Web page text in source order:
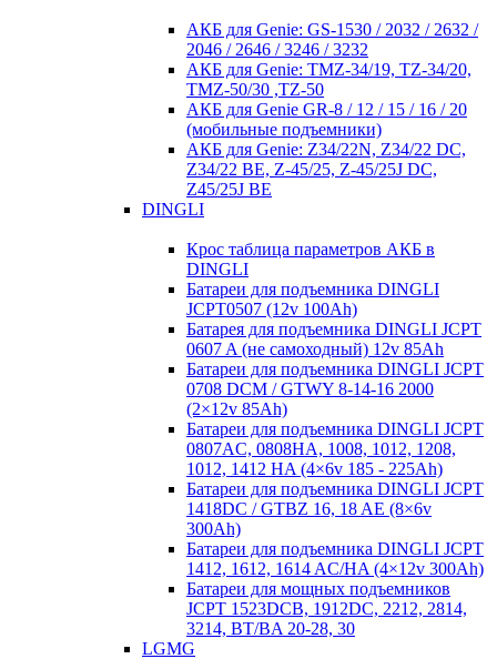
АКБ для Genie: GS-1530 / 2032 / 2632 /
2046 / 2646 / 3246 / 3232
АКБ для Genie: TMZ-34/19, TZ-34/20,
TMZ-50/30 ,TZ-50
АКБ для Genie GR-8 / 12 / 15 / 16 / 20
(мобильные подъемники)
АКБ для Genie: Z34/22N, Z34/22 DC,
Z34/22 BE, Z-45/25, Z-45/25J DC,
Z45/25J BE
DINGLI
Крос таблица параметров АКБ в
DINGLI
Батареи для подъемника DINGLI
JCPT0507 (12v 100Ah)
Батарея для подъемника DINGLI JCPT
0607 A (не самоходный) 12v 85Ah
Батареи для подъемника DINGLI JCPT
0708 DCM / GTWY 8-14-16 2000
(2×12v 85Ah)
Батареи для подъемника DINGLI JCPT
0807AC, 0808HA, 1008, 1012, 1208,
1012, 1412 HA (4×6v 185 - 225Ah)
Батареи для подъемника DINGLI JCPT
1418DC / GTBZ 16, 18 AE (8×6v
300Ah)
Батареи для подъемника DINGLI JCPT
1412, 1612, 1614 AC/HA (4×12v 300Ah)
Батареи для мощных подъемников
JCPT 1523DCB, 1912DC, 2212, 2814,
3214, BT/BA 20-28, 30
LGMG